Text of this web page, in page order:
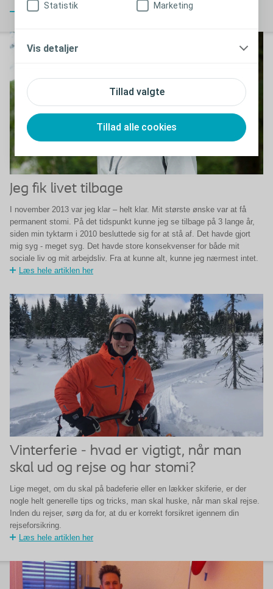
Tillad valgte
Tillad alle cookies
Statistik Marketing
Vis detaljer
Luk
Jeg fik livet tilbage
I november 2013 var jeg klar – helt klar. Mit største ønske var at få
permanent stomi. På det tidspunkt kunne jeg se tilbage på 3 lange år,
siden min tyktarm i 2010 besluttede sig for at stå af. Det havde gjort
mig syg - meget syg. Det havde store konsekvenser for både mit
sociale liv og mit arbejdsliv. Fra at kunne alt, kunne jeg nærmest intet.
Læs hele artiklen her
Vinterferie - hvad er vigtigt, når man
skal ud og rejse og har stomi?
Lige meget, om du skal på badeferie eller en lækker skiferie, er der
nogle helt generelle tips og tricks, man skal huske, når man skal rejse.
Inden du rejser, sørg da for, at du er korrekt forsikret igennem din
rejseforsikring.
Læs hele artiklen her